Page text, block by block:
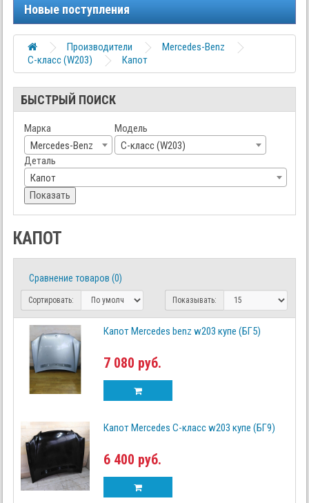
Новые поступления
Производители
Mercedes-Benz
C-класс (W203)
Капот
БЫСТРЫЙ ПОИСК
Марка
Mercedes-Benz
Модель
C-класс (W203)
Деталь
Капот
Показать
КАПОТ
Сравнение товаров (0)
Сортировать: Показывать:
Капот Mercedes benz w203 купе (БГ5)
7 080 руб.
Капот Mercedes C-класс w203 купе (БГ9)
6 400 руб.